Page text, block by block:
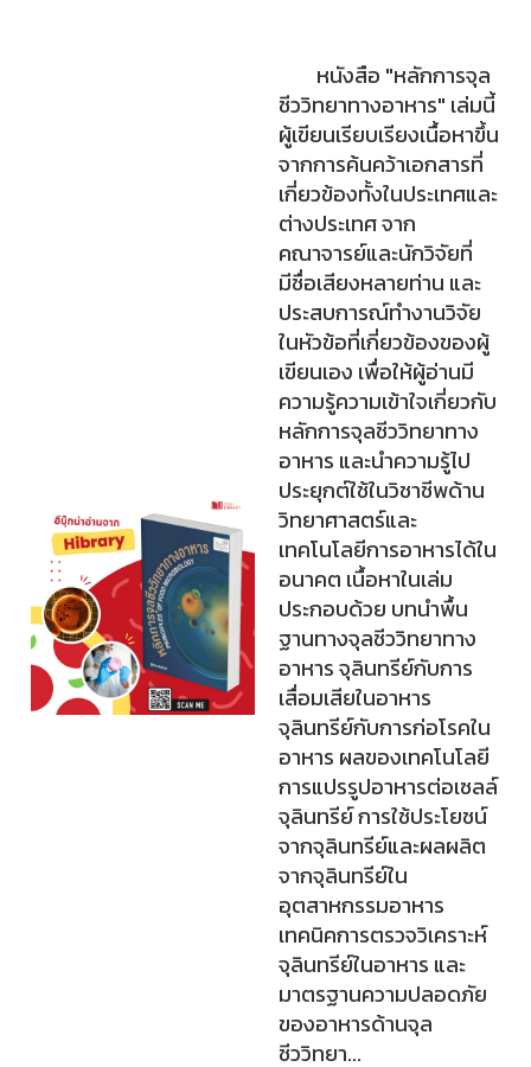
หนังสือ "หลักการจุล
ชีววิทยาทางอาหาร" เล่มนี้
ผู้เขียนเรียบเรียงเนื้อหาขึ้น
จากการค้นคว้าเอกสารที่
เกี่ยวข้องทั้งในประเทศและ
ต่างประเทศ จาก
คณาจารย์และนักวิจัยที่
มีชื่อเสียงหลายท่าน และ
ประสบการณ์ทำงานวิจัย
ในหัวข้อที่เกี่ยวข้องของผู้
เขียนเอง เพื่อให้ผู้อ่านมี
ความรู้ความเข้าใจเกี่ยวกับ
หลักการจุลชีววิทยาทาง
อาหาร และนำความรู้ไป
ประยุกต์ใช้ในวิชาชีพด้าน
วิทยาศาสตร์และ
เทคโนโลยีการอาหารได้ใน
อนาคต เนื้อหาในเล่ม
ประกอบด้วย บทนำพื้น
ฐานทางจุลชีววิทยาทาง
อาหาร จุลินทรีย์กับการ
เสื่อมเสียในอาหาร
จุลินทรีย์กับการก่อโรคใน
อาหาร ผลของเทคโนโลยี
การแปรรูปอาหารต่อเซลล์
จุลินทรีย์ การใช้ประโยชน์
จากจุลินทรีย์และผลผลิต
จากจุลินทรีย์ใน
อุตสาหกรรมอาหาร
เทคนิคการตรวจวิเคราะห์
จุลินทรีย์ในอาหาร และ
มาตรฐานความปลอดภัย
ของอาหารด้านจุล
ชีววิทยา...